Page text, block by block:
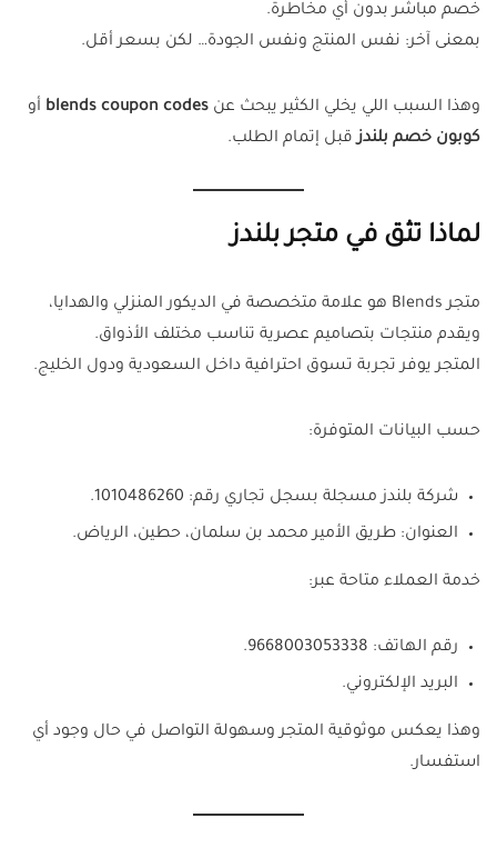
خصم مباشر بدون أي مخاطرة.
بمعنى آخر: نفس المنتج ونفس الجودة… لكن بسعر أقل.
وهذا السبب اللي يخلي الكثير يبحث عن blends coupon codes أو
كوبون خصم بلندزقبل إتمام الطلب.
لماذا تثق في متجر بلندز
متجر Blends هو علامة متخصصة في الديكور المنزلي والهدايا،
ويقدم منتجات بتصاميم عصرية تناسب مختلف الأذواق.
المتجر يوفر تجربة تسوق احترافية داخل السعودية ودول الخليج.
حسب البيانات المتوفرة:
شركة بلندز مسجلة بسجل تجاري رقم: 1010486260.
العنوان: طريق الأمير محمد بن سلمان، حطين، الرياض.
خدمة العملاء متاحة عبر:
رقم الهاتف: 9668003053338.
البريد الإلكتروني.
وهذا يعكس موثوقية المتجر وسهولة التواصل في حال وجود أي
استفسار.